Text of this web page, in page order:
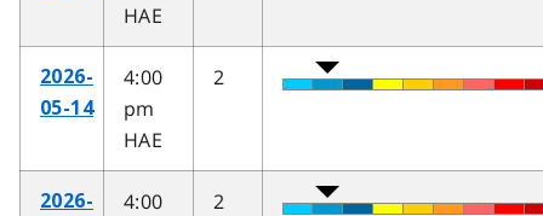
HAE
2026-
05-14
4:00
pm
HAE
2
2026-
4:00
2